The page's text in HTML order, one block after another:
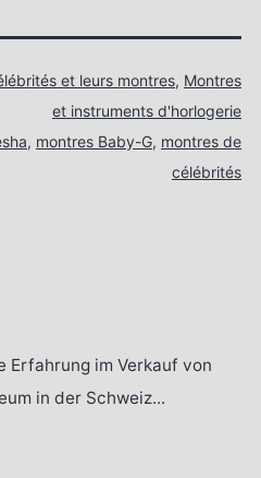
et leurs montres, Montres
et instruments d'horlogerie
, montres Baby-G, montres de
célébrités
Erfahrung im Verkauf von
in der Schweiz...